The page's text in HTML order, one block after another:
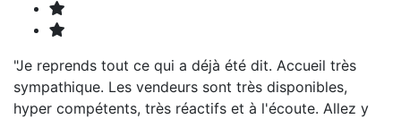
"Je reprends tout ce qui a déjà été dit. Accueil très
sympathique. Les vendeurs sont très disponibles,
hyper compétents, très réactifs et à l'écoute. Allez y